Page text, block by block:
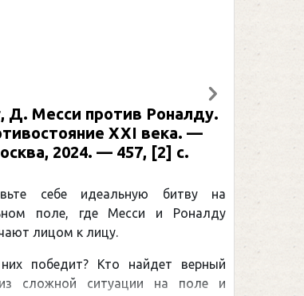
на
и
Рабинер, И. Я. Александр
: иллюстрированная
Москва, 2024 (макет 2025). —
Спорт)
снайперским рекордом НХЛ,
принадлежит великому канадцу
Гретцки, — едва ли не самая
Следующий